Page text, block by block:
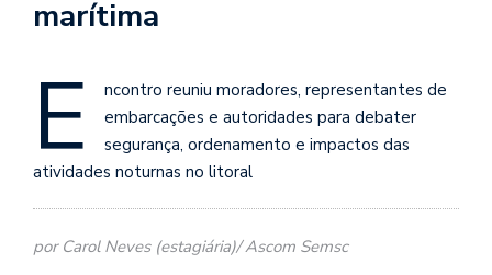
marítima
E
ncontro reuniu moradores, representantes de
embarcações e autoridades para debater
segurança, ordenamento e impactos das
atividades noturnas no litoral
por Carol Neves (estagiária)/ Ascom Semsc